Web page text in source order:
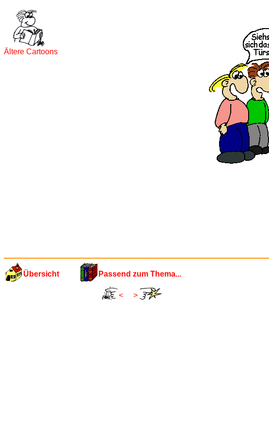
Ältere Cartoons
Übersicht Passend zum Thema...
< >